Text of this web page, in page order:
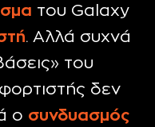
του Galaxy
. Αλλά συχνά
του
δεν
ο συνδυασμός